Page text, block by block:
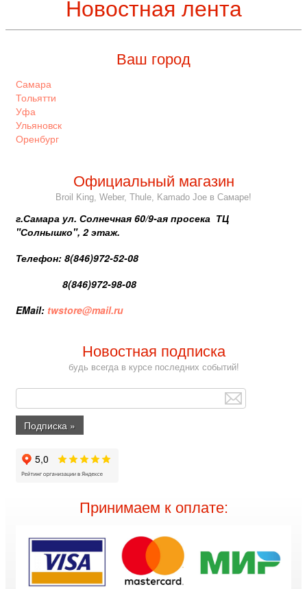
Новостная лента
Ваш город
Самара
Тольятти
Уфа
Ульяновск
Оренбург
Официальный магазин
Broil King, Weber, Thule, Kamado Joe в Самаре!
г.Самара ул. Солнечная 60/9-ая просека ТЦ
"Солнышко", 2 этаж.
Телефон: 8(846)972-52-08
8(846)972-98-08
EMail: twstore@mail.ru
Новостная подписка
будь всегда в курсе последних событий!
Принимаем к оплате: